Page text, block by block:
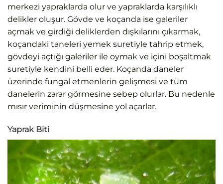
merkezi yapraklarda olur ve yapraklarda karşılıklı
delikler oluşur. Gövde ve koçanda ise galeriler
açmak ve girdiği deliklerden dışkılarını çıkarmak,
koçandaki taneleri yemek suretiyle tahrip etmek,
gövdeyi açtığı galeriler ile oymak ve içini boşaltmak
suretiyle kendini belli eder. Koçanda daneler
üzerinde fungal etmenlerin gelişmesi ve tüm
danelerin zarar görmesine sebep olurlar. Bu nedenle
mısır veriminin düşmesine yol açarlar.
Yaprak Biti